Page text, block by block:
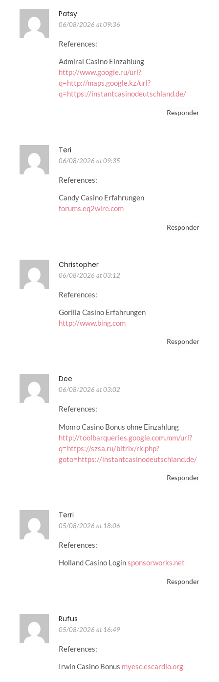
Patsy
06/08/2026 at 09:36
References:
Admiral Casino Einzahlung
http://www.google.ru/url?
q=http://maps.google.kz/url?
q=https://instantcasinodeutschland.de/
Responder
Teri
06/08/2026 at 09:35
References:
Candy Casino Erfahrungen
forums.eq2wire.com
Responder
Christopher
06/08/2026 at 03:12
References:
Gorilla Casino Erfahrungen
http://www.bing.com
Responder
Dee
06/08/2026 at 03:02
References:
Monro Casino Bonus ohne Einzahlung
http://toolbarqueries.google.com.mm/url?
q=https://szsa.ru/bitrix/rk.php?
goto=https://instantcasinodeutschland.de/
Responder
Terri
05/08/2026 at 18:06
References:
Holland Casino Loginsponsorworks.net
Responder
Rufus
05/08/2026 at 16:49
References:
Irwin Casino Bonus myesc.escardio.org